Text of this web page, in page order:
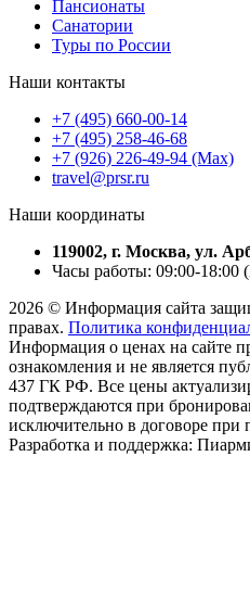
Пансионаты
Санатории
Туры по России
Наши контакты
+7 (495) 660-00-14
+7 (495) 258-46-68
+7 (926) 226-49-94 (Max)
travel@prsr.ru
Наши координаты
119002, г. Москва, ул.
Часы работы: 09:00-18:00
2026 © Информация сайта
правах. Политика
Информация о ценах на сайте
ознакомления и не является
437 ГК РФ. Все цены
подтверждаются при
исключительно в договоре при
Разработка и поддержка: